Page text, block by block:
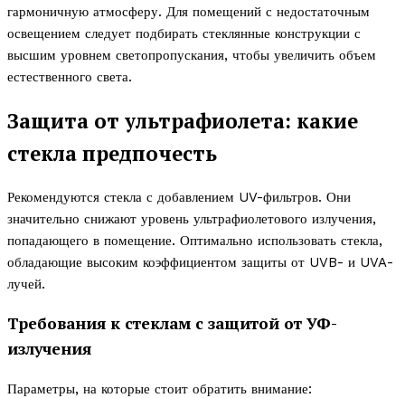
гармоничную атмосферу. Для помещений с недостаточным
освещением следует подбирать стеклянные конструкции с
высшим уровнем светопропускания, чтобы увеличить объем
естественного света.
Защита от ультрафиолета: какие
стекла предпочесть
Рекомендуются стекла с добавлением UV-фильтров. Они
значительно снижают уровень ультрафиолетового излучения,
попадающего в помещение. Оптимально использовать стекла,
обладающие высоким коэффициентом защиты от UVB- и UVA-
лучей.
Требования к стеклам с защитой от УФ-
излучения
Параметры, на которые стоит обратить внимание: